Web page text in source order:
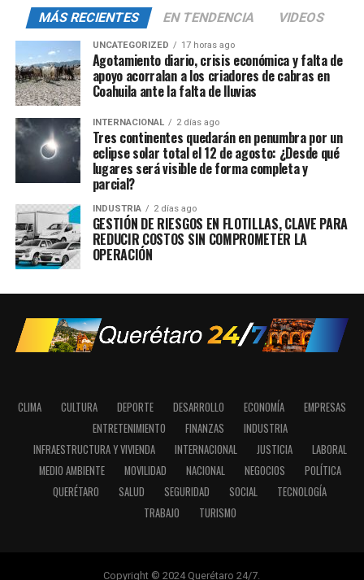
MÁS RECIENTES EN TENDENCIA VIDEOS
UNCATEGORIZED 17 horas ago
Agotamiento diario, crisis económica y falta de
apoyo acorralan a los criadores de cabras en
Coahuila ante la falta de lluvias
INTERNACIONAL 2 días ago
Tres continentes quedarán en penumbra por un
eclipse solar total el 12 de agosto: ¿Desde qué
lugares será visible de forma completa y
parcial?
INDUSTRIA 2 días ago
GESTIÓN DE RIESGOS EN FLOTILLAS, CLAVE PARA
REDUCIR COSTOS SIN COMPROMETER LA
OPERACIÓN
CLIMA CULTURA DEPORTE DESARROLLO ECONOMÍA
EMPRESAS
ENTRETENIMIENTO
FINANZAS
INDUSTRIA
INFRAESTRUCTURA Y VIVIENDA
INTERNACIONAL JUSTICIA
LABORAL
MEDIO AMBIENTE
MOVILIDAD NACIONAL NEGOCIOS
POLÍTICA
QUERÉTARO
SALUD SEGURIDAD SOCIAL
TECNOLOGÍA
TRABAJO
TURISMO
Copyright © 2024 Querétaro 24/7.